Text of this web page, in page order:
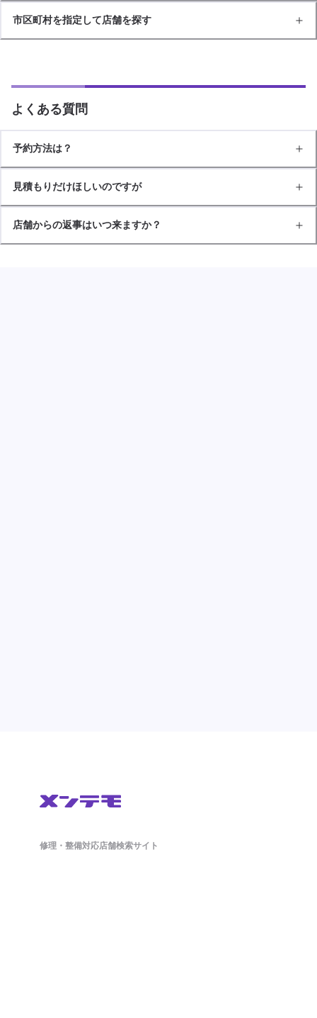
市区町村を指定して店舗を探す
よくある質問
予約方法は？
見積もりだけほしいのですが
店舗からの返事はいつ来ますか？
修理・整備対応店舗検索サイト